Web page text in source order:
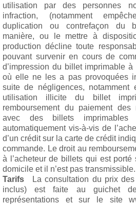
utilisation par des personnes
infraction, (notamment
duplication ou contrefaçon du
manière, ou le mettre à
production décline toute
pouvant survenir en cours de
d’impression du billet imprimable
où elle ne les a pas provoquées
suite de négligences,
utilisation illicite du billet
remboursement du paiement des
avec des billets imprimables
automatiquement vis-à-vis de
d’un crédit sur la carte de crédit
commande. Le droit au
à l’acheteur de billets qui est
domicile et il n’est pas transmissible.
Tarifs La consultation du prix
inclus) est faite au guichet
représentations et sur le site